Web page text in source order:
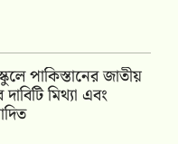
পাকিস্তানের জাতীয়
মিথ্যা এবং